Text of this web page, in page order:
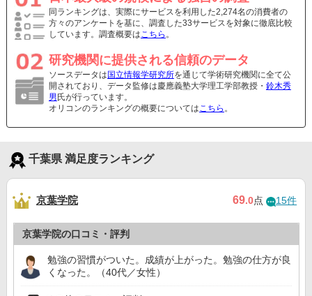
同ランキングは、実際にサービスを利用した2,274名の消費者の
方々のアンケートを基に、調査した33サービスを対象に徹底比較
しています。調査概要はこちら 。
研究機関に提供される信頼のデータ
ソースデータは 国立情報学研究所を通じて学術研究機関に全て公
開されており、データ監修は慶應義塾大学理工学部教授・ 鈴木秀
男 氏が行っています。
オリコンのランキングの概要についてはこちら 。
千葉県 満足度ランキング
京葉学院 69.0点 15件
京葉学院の口コミ・評判
勉強の習慣がついた。成績が上がった。勉強の仕方が良
くなった。（40代／女性）